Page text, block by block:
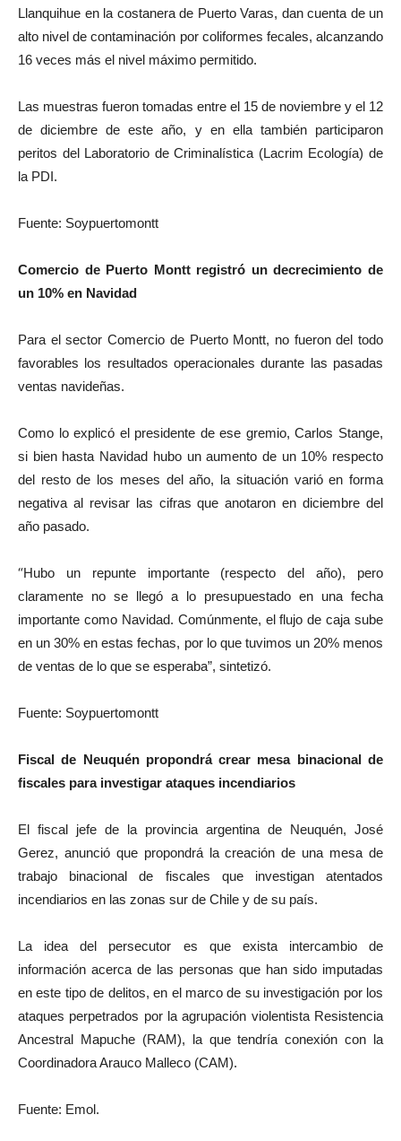
Llanquihue en la costanera de Puerto Varas, dan cuenta de un
alto nivel de contaminación por coliformes fecales, alcanzando
16 veces más el nivel máximo permitido.
Las muestras fueron tomadas entre el 15 de noviembre y el 12
de diciembre de este año, y en ella también participaron
peritos del Laboratorio de Criminalística (Lacrim Ecología) de
la PDI.
Fuente: Soypuertomontt
Comercio de Puerto Montt registró un decrecimiento de
un 10% en Navidad
Para el sector Comercio de Puerto Montt, no fueron del todo
favorables los resultados operacionales durante las pasadas
ventas navideñas.
Como lo explicó el presidente de ese gremio, Carlos Stange,
si bien hasta Navidad hubo un aumento de un 10% respecto
del resto de los meses del año, la situación varió en forma
negativa al revisar las cifras que anotaron en diciembre del
año pasado.
“Hubo un repunte importante (respecto del año), pero
claramente no se llegó a lo presupuestado en una fecha
importante como Navidad. Comúnmente, el flujo de caja sube
en un 30% en estas fechas, por lo que tuvimos un 20% menos
de ventas de lo que se esperaba”, sintetizó.
Fuente: Soypuertomontt
Fiscal de Neuquén propondrá crear mesa binacional de
fiscales para investigar ataques incendiarios
El fiscal jefe de la provincia argentina de Neuquén, José
Gerez, anunció que propondrá la creación de una mesa de
trabajo binacional de fiscales que investigan atentados
incendiarios en las zonas sur de Chile y de su país.
La idea del persecutor es que exista intercambio de
información acerca de las personas que han sido imputadas
en este tipo de delitos, en el marco de su investigación por los
ataques perpetrados por la agrupación violentista Resistencia
Ancestral Mapuche (RAM), la que tendría conexión con la
Coordinadora Arauco Malleco (CAM).
Fuente: Emol.